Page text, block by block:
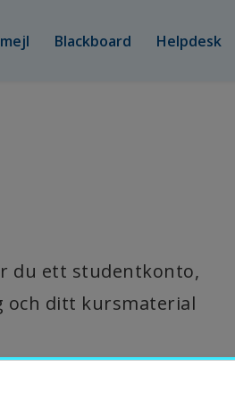
webbplats, öppnas i nytt
Länk till annan webbplats,
Blackboard Länk till
Helpdesk
du ett studentkonto,
och ditt kursmaterial